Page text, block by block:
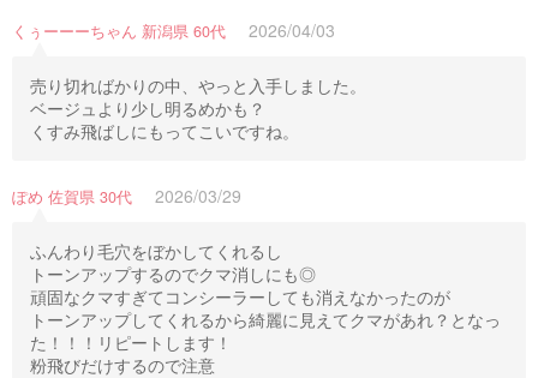
くぅーーーちゃん 新潟県 60代 2026/04/03
売り切ればかりの中、やっと入手しました。
ベージュより少し明るめかも？
くすみ飛ばしにもってこいですね。
ぽめ 佐賀県 30代 2026/03/29
ふんわり毛穴をぼかしてくれるし
トーンアップするのでクマ消しにも◎
頑固なクマすぎてコンシーラーしても消えなかったのが
トーンアップしてくれるから綺麗に見えてクマがあれ？となっ
た！！！リピートします！
粉飛びだけするので注意